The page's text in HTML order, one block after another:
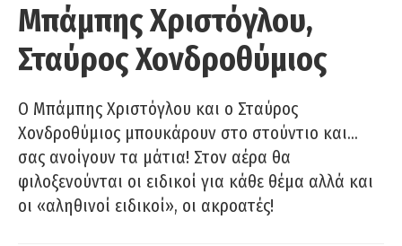
Μπάμπης Χριστόγλου,
Σταύρος Χονδροθύμιος
O Μπάμπης Χριστόγλου και ο Σταύρος
Χονδροθύμιος μπουκάρουν στο στούντιο και…
σας ανοίγουν τα μάτια! Στον αέρα θα
φιλοξενούνται οι ειδικοί για κάθε θέμα αλλά και
οι «αληθινοί ειδικοί», οι ακροατές!